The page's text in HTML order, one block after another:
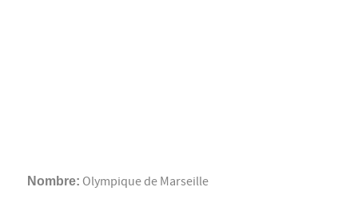
Nombre: Olympique de Marseille